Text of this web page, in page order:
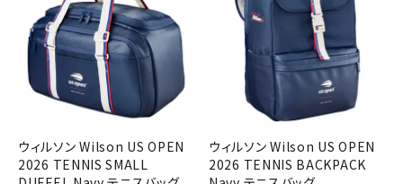
ウィルソン Wilson US OPEN
2026 TENNIS SMALL
ウィルソン Wilson US OPEN
2026 TENNIS BACKPACK